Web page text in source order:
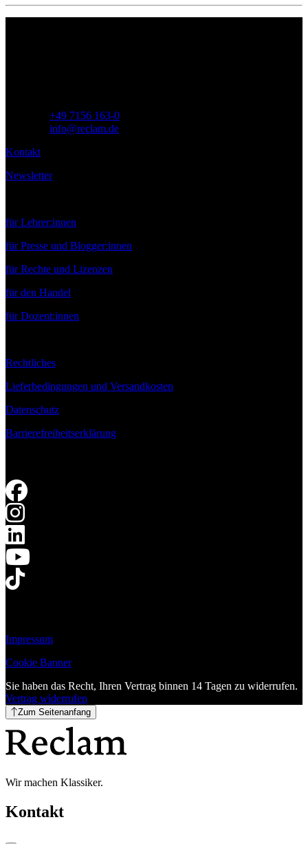
+49 7156 163-0
info@reclam.de
Kontakt
Newsletter
für Lehrer:innen
für Presse und Blogger:innen
für Rechte und Lizenzen
für den Handel
für Dozent:innen
Rechtliches
Lieferbedingungen und Versandkosten
Datenschutz
Barrierefreiheitserklärung
Impressum
Cookie Banner
Sie haben das Recht, Ihren Vertrag binnen 14 Tagen zu widerrufen.
Vertrag widerrufen
Zum Seitenanfang
Wir machen Klassiker.
Kontakt